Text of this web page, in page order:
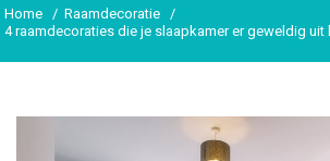
Home
Raamdecoratie
4 raamdecoraties die je slaapkamer er geweldig uit